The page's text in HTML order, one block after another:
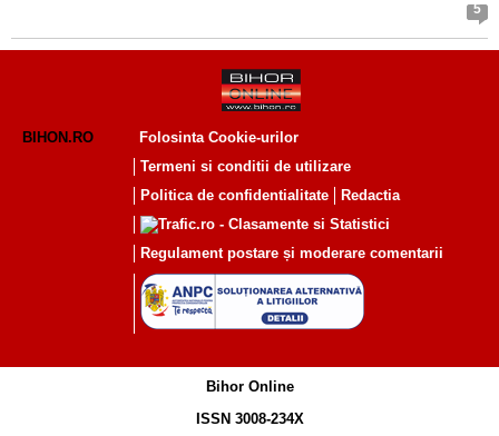
5
BIHON.RO
Folosinta Cookie-urilor
Termeni si conditii de utilizare
Politica de confidentialitate
Redactia
Regulament postare și moderare comentarii
Bihor Online
ISSN 3008-234X